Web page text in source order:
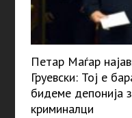
Петар Маѓар
Груевски: Тој е
бидеме депонија
криминалци